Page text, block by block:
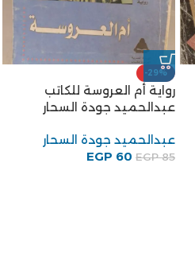
-20%
الخروج من الجنة للكاتب توفيق
الحكيم
توفيق الحكيم
EGP100
EGP80